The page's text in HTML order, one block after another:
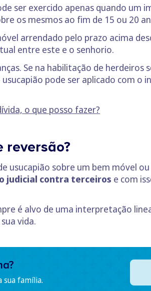
ser exercido apenas quando um
os mesmos ao fim de 15 ou 20
arrendado pelo prazo acima
entre este e o senhorio.
Se na habilitação de
pode ser aplicado com o
o que posso fazer?
reversão?
usucapião sobre um bem móvel
judicial contra terceiros e com
é alvo de uma interpretação
vida.
família.